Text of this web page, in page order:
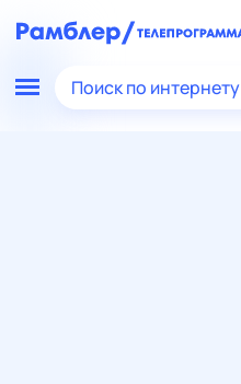
Поиск по интернету